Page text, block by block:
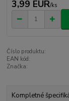
3,99 EUR/ks
Číslo produktu:
EAN kód:
Značka:
Kompletné